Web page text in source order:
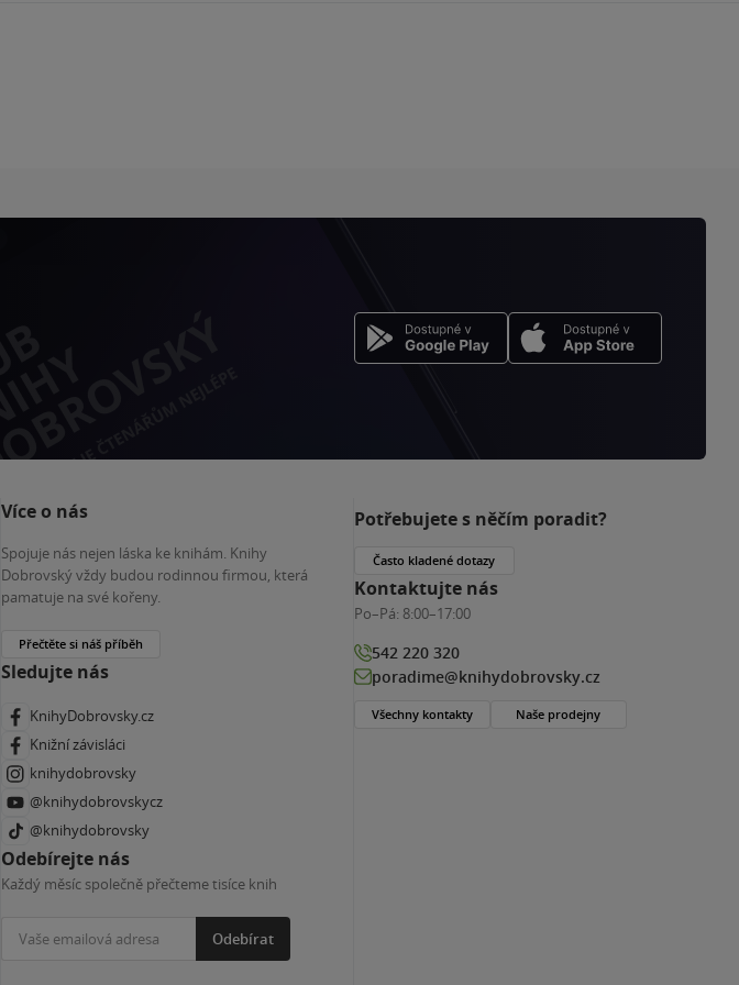
Více o nás
Spojuje nás nejen láska ke knihám. Knihy
Dobrovský vždy budou rodinnou firmou, která
pamatuje na své kořeny.
Přečtěte si náš příběh
Sledujte nás
KnihyDobrovsky.cz
Knižní závisláci
knihydobrovsky
@knihydobrovskycz
@knihydobrovsky
Odebírejte nás
Každý měsíc společně přečteme tisíce knih
Odebírat
Potřebujete s něčím poradit?
Často kladené dotazy
Kontaktujte nás
Po–Pá: 8:00–17:00
542 220 320
poradime@knihydobrovsky.cz
Všechny kontakty Naše prodejny